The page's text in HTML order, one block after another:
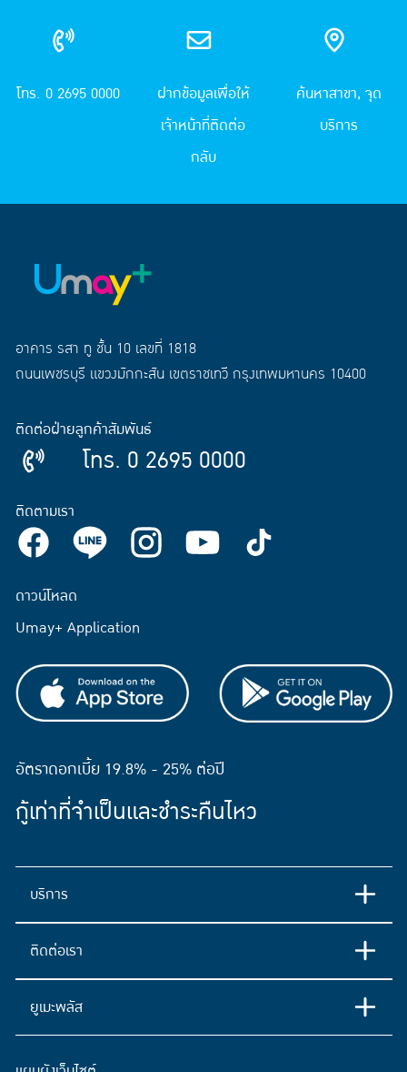
โทร. 0 2695 0000
ฝากข้อมูลเพื่อให้
เจ้าหน้าที่ติดต่อ
กลับ
ค้นหาสาขา, จุด
บริการ
อาคาร รสา ทู ชั้น 10 เลขที่ 1818
ถนนเพชรบุรี แขวงมักกะสัน เขตราชเทวี กรุงเทพมหานคร 10400
ติดต่อฝ่ายลูกค้าสัมพันธ์
โทร. 0 2695 0000
ติดตามเรา
ดาวน์โหลด
Umay+ Application
อัตราดอกเบี้ย 19.8% - 25% ต่อปี
กู้เท่าที่จำเป็นและชำระคืนไหว
บริการ
ติดต่อเรา
ยูเมะพลัส